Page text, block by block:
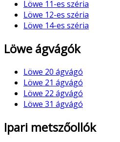
Löwe 11-es széria
Löwe 12-es széria
Löwe 14-es széria
Löwe ágvágók
Löwe 20 ágvágó
Löwe 21 ágvágó
Löwe 22 ágvágó
Löwe 31 ágvágó
Ipari metszőollók